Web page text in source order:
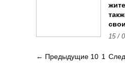
15 /
← Предыдущие 10 1